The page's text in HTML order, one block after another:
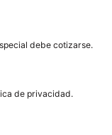
debe cotizarse.
de privacidad.